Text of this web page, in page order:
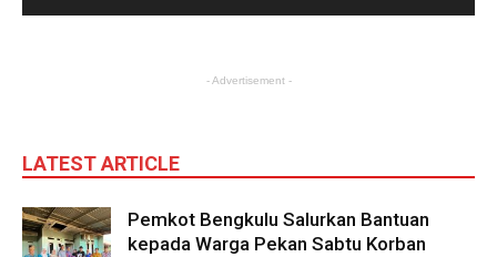
- Advertisement -
LATEST ARTICLE
Pemkot Bengkulu Salurkan Bantuan
kepada Warga Pekan Sabtu Korban